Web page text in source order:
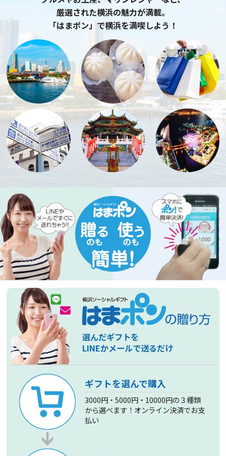
厳選された横浜の魅力が満載。
「はまポン」で横浜を満喫しよう！
選んだギフトを
LINEかメールで送るだけ
ギフトを選んで購入
3000円・5000円・10000円の３種類
から選べます！オンライン決済でお支
払い